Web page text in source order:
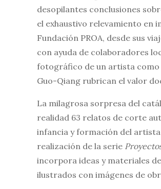
desopilantes conclusiones
el exhaustivo relevamiento en
Fundación PROA, desde sus
con ayuda de colaboradores
fotográfico de un artista como
Guo-Qiang rubrican el valor
La milagrosa sorpresa del
realidad 63 relatos de corte
infancia y formación del
realización de la serie
incorpora ideas y materiales
ilustrados con imágenes de